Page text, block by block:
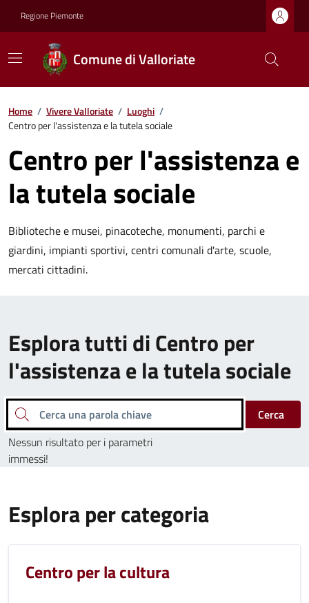
Regione Piemonte
Comune di Valloriate
Home / Vivere Valloriate / Luoghi /
Centro per l'assistenza e la tutela sociale
Centro per l'assistenza e
la tutela sociale
Biblioteche e musei, pinacoteche, monumenti, parchi e
giardini, impianti sportivi, centri comunali d'arte, scuole,
mercati cittadini.
Esplora tutti di Centro per
l'assistenza e la tutela sociale
Cerca una parola chiave
Cerca
Nessun risultato per i parametri
immessi!
Esplora per categoria
Centro per la cultura